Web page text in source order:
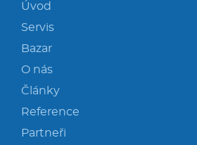
Úvod
Servis
Bazar
O nás
Články
Reference
Partneři